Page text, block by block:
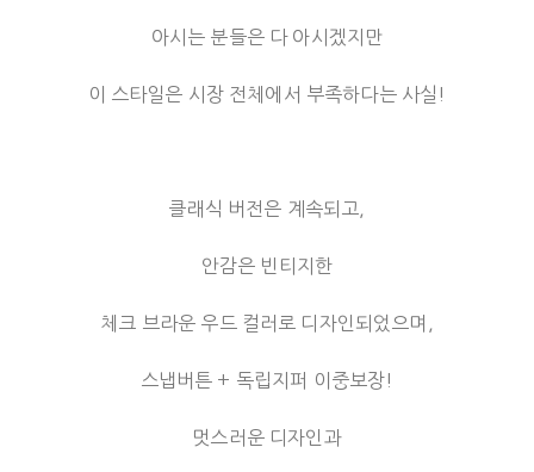
아시는 분들은 다 아시겠지만
이 스타일은 시장 전체에서 부족하다는 사실!
클래식 버전은 계속되고,
안감은 빈티지한
체크 브라운 우드 컬러로 디자인되었으며,
스냅버튼 + 독립지퍼 이중보장!
멋스러운 디자인과